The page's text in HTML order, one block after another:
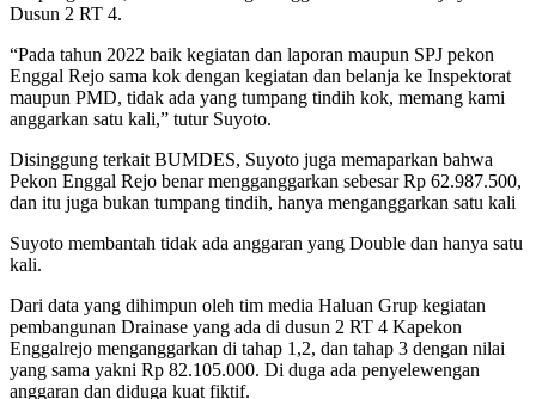
Dusun 2 RT 4.
“Pada tahun 2022 baik kegiatan dan laporan maupun SPJ pekon
Enggal Rejo sama kok dengan kegiatan dan belanja ke Inspektorat
maupun PMD, tidak ada yang tumpang tindih kok, memang kami
anggarkan satu kali,” tutur Suyoto.
Disinggung terkait BUMDES, Suyoto juga memaparkan bahwa
Pekon Enggal Rejo benar mengganggarkan sebesar Rp 62.987.500,
dan itu juga bukan tumpang tindih, hanya menganggarkan satu kali
Suyoto membantah tidak ada anggaran yang Double dan hanya satu
kali.
Dari data yang dihimpun oleh tim media Haluan Grup kegiatan
pembangunan Drainase yang ada di dusun 2 RT 4 Kapekon
Enggalrejo menganggarkan di tahap 1,2, dan tahap 3 dengan nilai
yang sama yakni Rp 82.105.000. Di duga ada penyelewengan
anggaran dan diduga kuat fiktif.